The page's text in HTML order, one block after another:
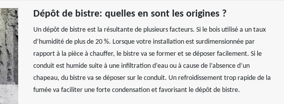
Dépôt de bistre: quelles en sont les origines ?
Un dépôt de bistre est la résultante de plusieurs facteurs. Si le bois utilisé a un taux
d’humidité de plus de 20 %. Lorsque votre installation est surdimensionnée par
rapport à la pièce à chauffer, le bistre va se former et se déposer facilement. Si le
conduit est humide suite à une infiltration d’eau ou à cause de l’absence d’un
chapeau, du bistre va se déposer sur le conduit. Un refroidissement trop rapide de la
fumée va faciliter une forte condensation et favorisant le dépôt de bistre.